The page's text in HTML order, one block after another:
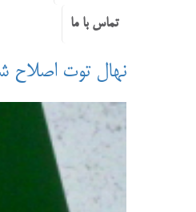
تماس با ما
نهال توت اصلاح